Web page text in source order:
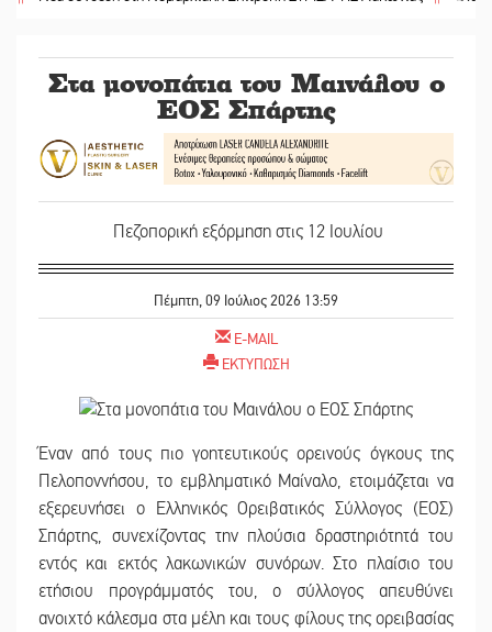
Στα μονοπάτια του Μαινάλου ο
ΕΟΣ Σπάρτης
Πεζοπορική εξόρμηση στις 12 Ιουλίου
Πέμπτη, 09 Ιούλιος 2026 13:59
E-MAIL
ΕΚΤΥΠΩΣΗ
Έναν από τους πιο γοητευτικούς ορεινούς όγκους της
Πελοποννήσου, το εμβληματικό Μαίναλο, ετοιμάζεται να
εξερευνήσει ο Ελληνικός Ορειβατικός Σύλλογος (ΕΟΣ)
Σπάρτης, συνεχίζοντας την πλούσια δραστηριότητά του
εντός και εκτός λακωνικών συνόρων. Στο πλαίσιο του
ετήσιου προγράμματός του, ο σύλλογος απευθύνει
ανοιχτό κάλεσμα στα μέλη και τους φίλους της ορειβασίας